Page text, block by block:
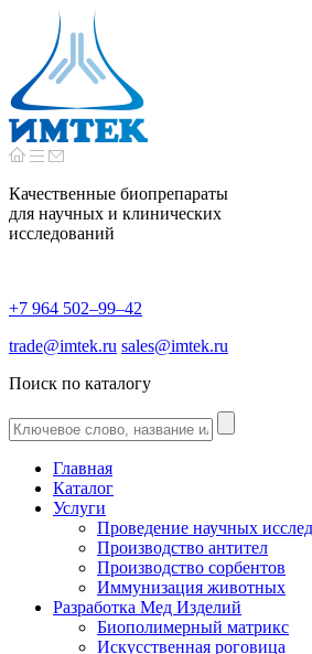
Качественные биопрепараты
для научных и клинических
исследований
+7 964 502–99–42
trade@imtek.ru sales@imtek.ru
Поиск по каталогу
Главная
Каталог
Услуги
Проведение научных
Производство антител
Производство сорбентов
Иммунизация животных
Разработка Мед Изделий
Биополимерный матрикс
Искусственная роговица